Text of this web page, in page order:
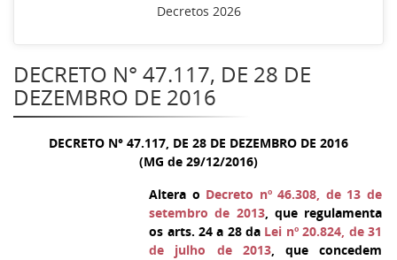
Decretos 2026
DECRETO N° 47.117, DE 28 DE
DEZEMBRO DE 2016
DECRETO N° 47.117, DE 28 DE DEZEMBRO DE 2016
(MG de 29/12/2016)
Altera o Decreto nº 46.308, de 13 de
setembro de 2013, que regulamenta
os arts. 24 a 28 da Lei nº 20.824, de 31
de julho de 2013, que concedem